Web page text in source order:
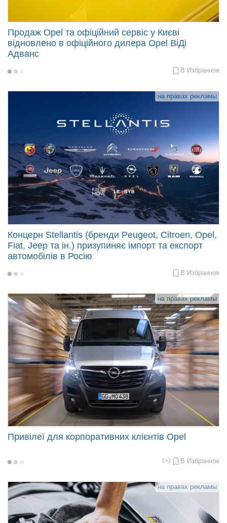
Продаж Opel та офіційний сервіс у Києві
відновлено в офіційного дилера Opel ВіДі
Адванс
2022-
В Избранное
на правах рекламы
Концерн Stellantis (бренди Peugeot, Citroen, Opel,
Fiat, Jeep та ін.) призупиняє імпорт та експорт
автомобілів в Росію
2022-
13:47
В Избранное
на правах рекламы
Привілеї для корпоративних клієнтів Opel
2022-
10:03
В Избранное
на правах рекламы